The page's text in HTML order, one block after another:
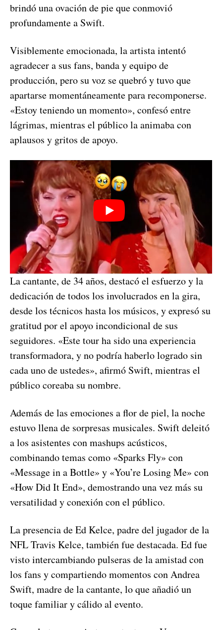
brindó una ovación de pie que conmovió
profundamente a Swift.
Visiblemente emocionada, la artista intentó
agradecer a sus fans, banda y equipo de
producción, pero su voz se quebró y tuvo que
apartarse momentáneamente para recomponerse.
«Estoy teniendo un momento», confesó entre
lágrimas, mientras el público la animaba con
aplausos y gritos de apoyo.
La cantante, de 34 años, destacó el esfuerzo y la
dedicación de todos los involucrados en la gira,
desde los técnicos hasta los músicos, y expresó su
gratitud por el apoyo incondicional de sus
seguidores. «Este tour ha sido una experiencia
transformadora, y no podría haberlo logrado sin
cada uno de ustedes», afirmó Swift, mientras el
público coreaba su nombre.
Además de las emociones a flor de piel, la noche
estuvo llena de sorpresas musicales. Swift deleitó
a los asistentes con mashups acústicos,
combinando temas como «Sparks Fly» con
«Message in a Bottle» y «You’re Losing Me» con
«How Did It End», demostrando una vez más su
versatilidad y conexión con el público.
La presencia de Ed Kelce, padre del jugador de la
NFL Travis Kelce, también fue destacada. Ed fue
visto intercambiando pulseras de la amistad con
los fans y compartiendo momentos con Andrea
Swift, madre de la cantante, lo que añadió un
toque familiar y cálido al evento.